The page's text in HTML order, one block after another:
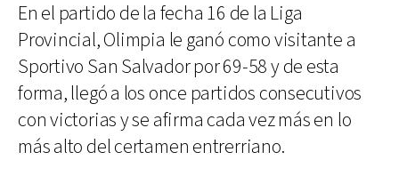
En el partido de la fecha 16 de la Liga
Provincial, Olimpia le ganó como visitante a
Sportivo San Salvador por 69-58 y de esta
forma, llegó a los once partidos consecutivos
con victorias y se afirma cada vez más en lo
más alto del certamen entrerriano.